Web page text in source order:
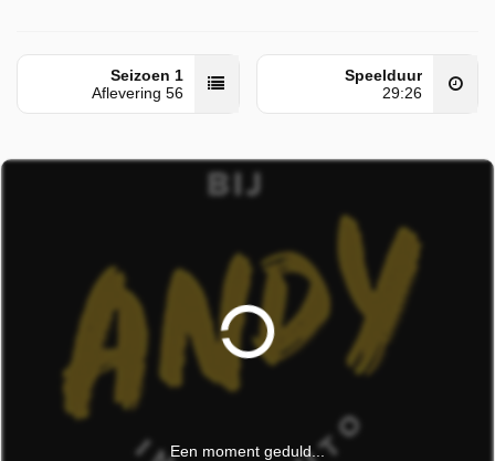
Seizoen 1
Aflevering 56
Speelduur
29:26
Een moment geduld...